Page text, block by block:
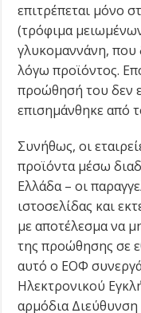
επιτρέπεται μόνο
(τρόφιμα
γλυκομαννάνη, που
λόγω προϊόντος.
προώθησή του δεν
επισημάνθηκε από
Συνήθως, οι
προϊόντα μέσω
Ελλάδα – οι
ιστοσελίδας και
με αποτέλεσμα να
της προώθησης σε
αυτό ο ΕΟΦ
Ηλεκτρονικού
αρμόδια